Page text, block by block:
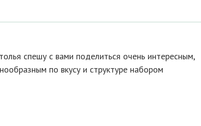
спешу с вами поделиться очень интересным,
по вкусу и структуре набором